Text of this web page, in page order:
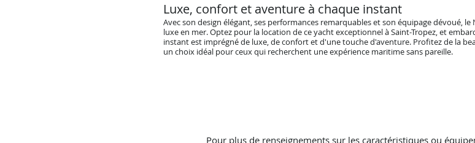
Luxe, confort et aventure à chaque instant
Avec son design élégant, ses performances remarquables et son équipage dévoué, le
luxe en mer. Optez pour la location de ce yacht exceptionnel à Saint-Tropez, et
instant est imprégné de luxe, de confort et d'une touche d'aventure. Profitez de la
un choix idéal pour ceux qui recherchent une expérience maritime sans pareille.
Pour plus de renseignements sur les caractéristiques ou